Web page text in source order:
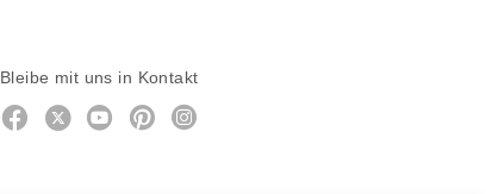
Bleibe mit uns in Kontakt
Facebook
https://twitter.com/migros
https://www.youtube.com/user/
PinterestInstagram